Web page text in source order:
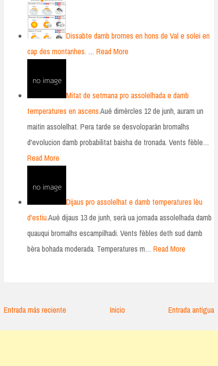
Dissabte damb bromes en hons de Val e solei en
cap des montanhes. … Read More
Mitat de setmana pro assolelhada e damb
temperatures en ascens.Aué dimèrcles 12 de junh, auram un
maitin assolelhat. Pera tarde se desvoloparàn bromalhs
d'evolucion damb probabilitat baisha de tronada. Vents fèble…
Read More
Dijaus pro assolelhat e damb temperatures lèu
d'estiu.Aué dijaus 13 de junh, serà ua jornada assolelhada damb
quauqui bromalhs escampilhadi. Vents fèbles deth sud damb
bèra bohada moderada. Temperatures m… Read More
Entrada más reciente Entrada antigua
Inicio